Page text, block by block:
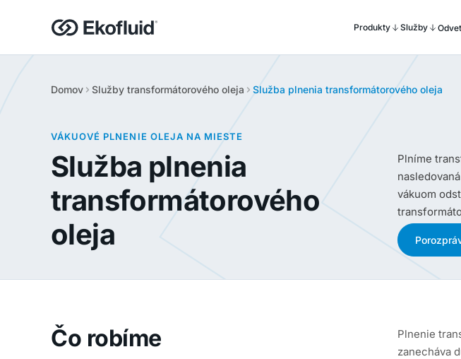
Produkty Služby
Domov Služby transformátorového oleja Služba plnenia transformátorového oleja
VÁKUOVÉ PLNENIE OLEJA NA MIESTE
Služba plnenia
transformátorového
oleja
Plníme
vákuom
Čo robíme
Plnenie
zanecháva